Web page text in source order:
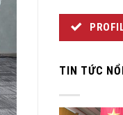
TIN TỨC